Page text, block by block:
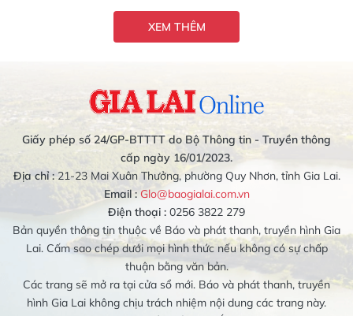
XEM THÊM
Giấy phép số 24/GP-BTTTT do Bộ Thông tin - Truyền thông
cấp ngày 16/01/2023.
Địa chỉ :21-23 Mai Xuân Thưởng, phường Quy Nhơn, tỉnh Gia Lai.
Email : Glo@baogialai.com.vn
Điện thoại : 0256 3822 279
Bản quyền thông tin thuộc về Báo và phát thanh, truyền hình Gia
Lai. Cấm sao chép dưới mọi hình thức nếu không có sự chấp
thuận bằng văn bản.
Các trang sẽ mở ra tại cửa sổ mới. Báo và phát thanh, truyền
hình Gia Lai không chịu trách nhiệm nội dung các trang này.